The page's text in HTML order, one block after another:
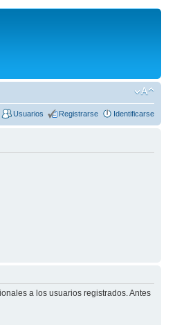
Usuarios Registrarse Identificarse
a los usuarios registrados. Antes